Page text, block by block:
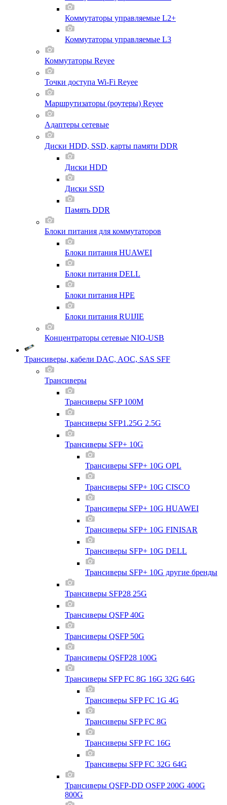
Коммутаторы управляемые L2+
Коммутаторы управляемые L3
Коммутаторы Reyee
Точки доступа Wi-Fi Reyee
Маршрутизаторы (роутеры) Reyee
Адаптеры сетевые
Диски HDD, SSD, карты памяти DDR
Диски HDD
Диски SSD
Память DDR
Блоки питания для коммутаторов
Блоки питания HUAWEI
Блоки питания DELL
Блоки питания HPE
Блоки питания RUIJIE
Концентраторы сетевые NIO-USB
Трансиверы, кабели DAC, AOC, SAS SFF
Трансиверы
Трансиверы SFP 100M
Трансиверы SFP1.25G 2.5G
Трансиверы SFP+ 10G
Трансиверы SFP+ 10G OPL
Трансиверы SFP+ 10G CISCO
Трансиверы SFP+ 10G HUAWEI
Трансиверы SFP+ 10G FINISAR
Трансиверы SFP+ 10G DELL
Трансиверы SFP+ 10G другие бренды
Трансиверы SFP28 25G
Трансиверы QSFP 40G
Трансиверы QSFP 50G
Трансиверы QSFP28 100G
Трансиверы SFP FC 8G 16G 32G 64G
Трансиверы SFP FC 1G 4G
Трансиверы SFP FC 8G
Трансиверы SFP FC 16G
Трансиверы SFP FC 32G 64G
Трансиверы QSFP-DD OSFP 200G 400G
800G